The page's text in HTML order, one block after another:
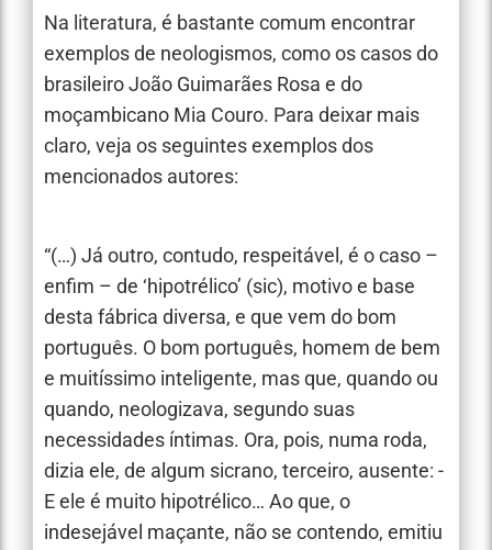
Na literatura, é bastante comum encontrar
exemplos de neologismos, como os casos do
brasileiro João Guimarães Rosa e do
moçambicano Mia Couro. Para deixar mais
claro, veja os seguintes exemplos dos
mencionados autores:
“(…) Já outro, contudo, respeitável, é o caso –
enfim – de ‘hipotrélico’ (sic), motivo e base
desta fábrica diversa, e que vem do bom
português. O bom português, homem de bem
e muitíssimo inteligente, mas que, quando ou
quando, neologizava, segundo suas
necessidades íntimas. Ora, pois, numa roda,
dizia ele, de algum sicrano, terceiro, ausente: -
E ele é muito hipotrélico… Ao que, o
indesejável maçante, não se contendo, emitiu